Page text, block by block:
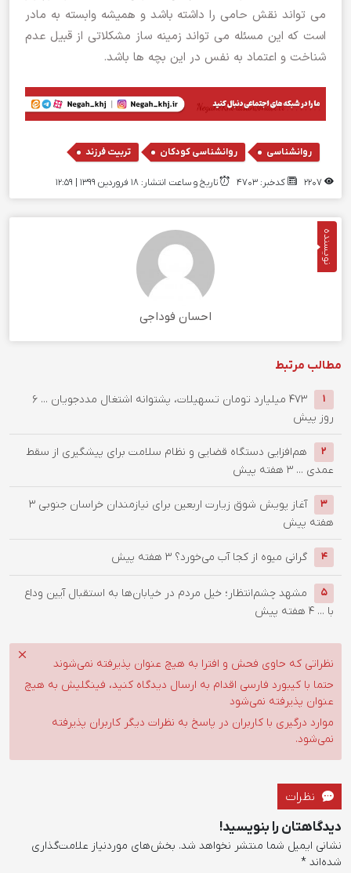
می تواند نقش حامی را داشته باشد و همیشه وابسته به مادر
است که این مسئله می تواند زمینه ساز مشکلاتی از قبیل عدم
شناخت و اعتماد به نفس در این بچه ها باشد.
روانشناسی , روانشناسی کودکان , تربیت فرزند
کدخبر: 4703 تاریخ و ساعت انتشار: ۱۸ فروردین ۱۳۹۹ | 12:59
نویسنده
احسان فوداجی
مطالب مرتبط
1 ۴۷۳ میلیارد تومان تسهیلات، پشتوانه اشتغال مددجویان ...
6
روز پیش
2
هم‌افزایی دستگاه قضایی و نظام سلامت برای پیشگیری از سقط
عمدی ... 3 هفته پیش
3 آغاز پویش شوق زیارت اربعین برای نیازمندان خراسان جنوبی 3
هفته پیش
4 گرانی میوه از کجا آب می‌خورد؟ 3 هفته پیش
5
مشهد چشم‌انتظار؛ خیل مردم در خیابان‌ها به استقبال آیین وداع
با ... 4 هفته پیش
نظراتی که حاوی فحش و افترا به هیچ عنوان پذیرفته نمی‌شوند
حتما با کیبورد فارسی اقدام به ارسال دیدگاه کنید، فینگلیش به هیچ
عنوان پذیرفته نمی‌شود
موارد درگیری با کاربران در پاسخ به نظرات دیگر کاربران پذیرفته
نمی‌شود.
نظرات
دیدگاهتان را بنویسید!
نشانی ایمیل شما منتشر نخواهد شد. بخش‌های موردنیاز علامت‌گذاری
شده‌اند *